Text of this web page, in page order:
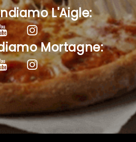
L'Aigle:
Mortagne: